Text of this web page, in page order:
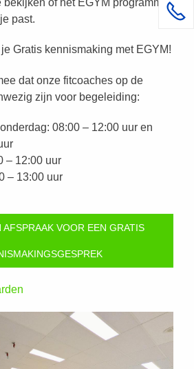
bekijken of het EGYM programma
past.
Gratis kennismaking met EGYM!
dat onze fitcoaches op de
zijn voor begeleiding:
08:00 – 12:00 uur en
12:00 uur
– 13:00 uur
AFSPRAAK VOOR EEN GRATIS